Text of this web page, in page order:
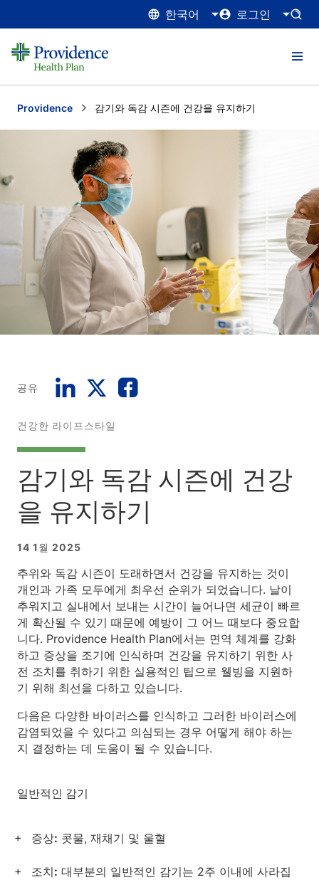
한국어 로그인
Providence Current:
감기와 독감 시즌에 건강을 유지하기
공유
건강한 라이프스타일
감기와 독감 시즌에 건강
을 유지하기
14 1월 2025
추위와 독감 시즌이 도래하면서 건강을 유지하는 것이
개인과 가족 모두에게 최우선 순위가 되었습니다. 날이
추워지고 실내에서 보내는 시간이 늘어나면 세균이 빠르
게 확산될 수 있기 때문에 예방이 그 어느 때보다 중요합
니다. Providence Health Plan에서는 면역 체계를 강화
하고 증상을 조기에 인식하며 건강을 유지하기 위한 사
전 조치를 취하기 위한 실용적인 팁으로 웰빙을 지원하
기 위해 최선을 다하고 있습니다.
다음은 다양한 바이러스를 인식하고 그러한 바이러스에
감염되었을 수 있다고 의심되는 경우 어떻게 해야 하는
지 결정하는 데 도움이 될 수 있습니다.
일반적인 감기
증상: 콧물, 재채기 및 울혈
조치: 대부분의 일반적인 감기는 2주 이내에 사라집